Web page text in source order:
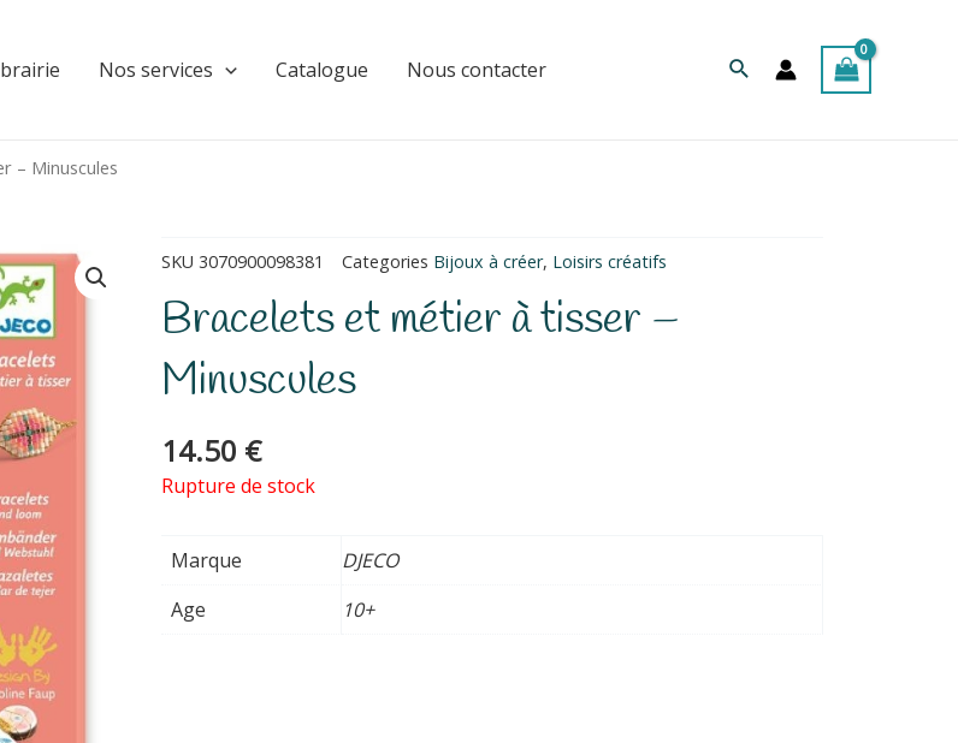
Nos services Catalogue Nous contacter Rechercher
– Minuscules
SKU 3070900098381 Categories Bijoux à créer, Loisirs créatifs
Bracelets et métier à tisser –
Minuscules
14.50 €
Rupture de stock
Marque
DJECO
Age
10+